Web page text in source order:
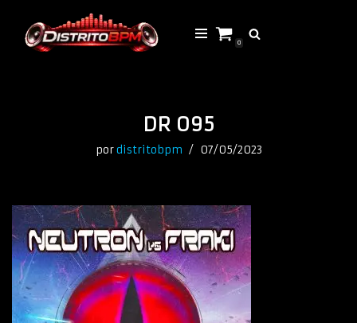
Saltar
0
DR 095
pordistritobpm 07/05/2023